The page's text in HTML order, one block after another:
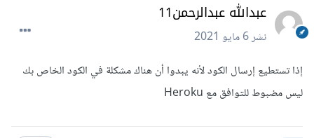
عبدالله عبدالرحمن11
نشر6 مايو 2021
إذا تستطيع إرسال الكود لأنه يبدوا أن هناك مشكلة في الكود الخاص بك
ليس مضبوط للتوافق مع Heroku